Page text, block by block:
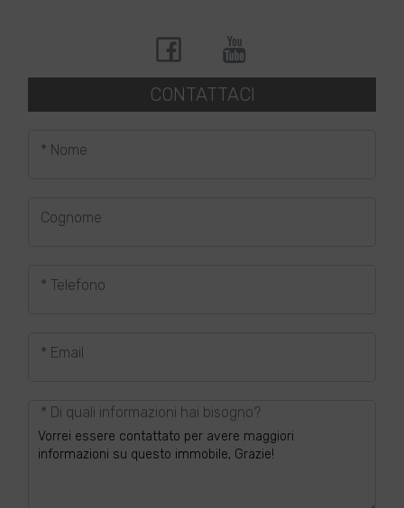
CONTATTACI
* Nome
Cognome
* Telefono
* Email
* Di quali informazioni hai bisogno?